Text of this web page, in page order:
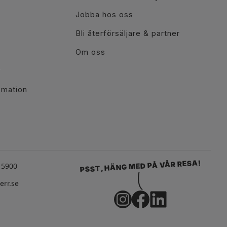
Jobba hos oss
Bli återförsäljare & partner
Om oss
PSST, HÄNG MED PÅ VÅR RESA!